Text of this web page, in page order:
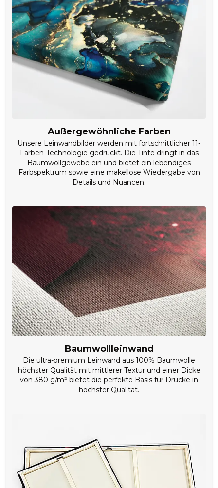
Außergewöhnliche Farben
Unsere Leinwandbilder werden mit fortschrittlicher 11-
Farben-Technologie gedruckt. Die Tinte dringt in das
Baumwollgewebe ein und bietet ein lebendiges
Farbspektrum sowie eine makellose Wiedergabe von
Details und Nuancen.
Baumwollleinwand
Die ultra-premium Leinwand aus 100% Baumwolle
höchster Qualität mit mittlerer Textur und einer Dicke
von 380 g/m² bietet die perfekte Basis für Drucke in
höchster Qualität.